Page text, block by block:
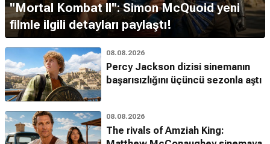
''Mortal Kombat II'': Simon McQuoid yeni
filmle ilgili detayları paylaştı!
08.08.2026
Percy Jackson dizisi sinemanın
başarısızlığını üçüncü sezonla aştı
08.08.2026
The rivals of Amziah King: